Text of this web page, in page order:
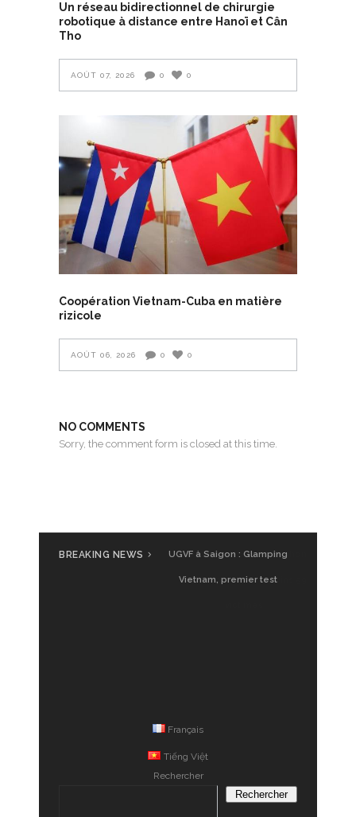
Un réseau bidirectionnel de chirurgie
robotique à distance entre Hanoï et Cân
Tho
AOÛT 07, 2026 0 0
Coopération Vietnam-Cuba en matière
rizicole
AOÛT 06, 2026 0 0
NO COMMENTS
Sorry, the comment form is closed at this time.
BREAKING NEWS UGVF à Saigon : Glamping
Vietnam, premier test
Français
Tiếng Việt
Rechercher
Rechercher